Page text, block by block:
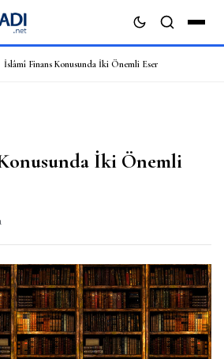
İslâmî Finans Konusunda İki Önemli Eser
İki Önemli